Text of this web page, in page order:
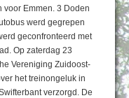
Emmen. 3 Doden
werd gegrepen
geconfronteerd met
Op zaterdag 23
Vereniging Zuidoost-
het treinongeluk in
verzorgd. De